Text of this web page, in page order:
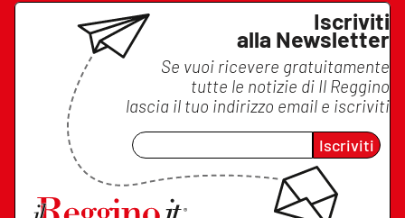
Iscriviti
alla Newsletter
Se vuoi ricevere gratuitamente
tutte le notizie di Il Reggino
lascia il tuo indirizzo email e iscriviti
Iscriviti